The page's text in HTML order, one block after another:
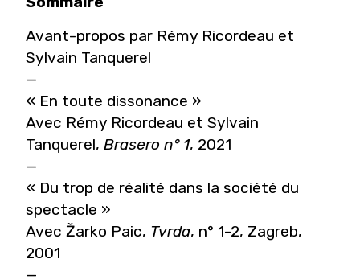
Avant-propos par Rémy Ricordeau et
Sylvain Tanquerel
—
« En toute dissonance »
Avec Rémy Ricordeau et Sylvain
Tanquerel, Brasero n° 1, 2021
—
« Du trop de réalité dans la société du
spectacle »
Avec Žarko Paic, Tvrda, n° 1-2, Zagreb,
2001
—